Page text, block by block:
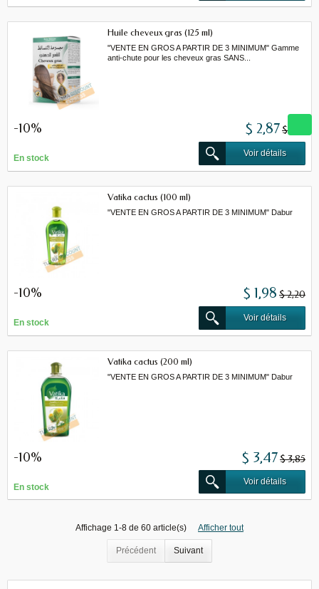
Huile cheveux gras (125 ml)
"VENTE EN GROS A PARTIR DE 3 MINIMUM" Gamme
anti-chute pour les cheveux gras SANS...
-10% $ 2,87$ 3,19
En stock
Voir détails
Vatika cactus (100 ml)
"VENTE EN GROS A PARTIR DE 3 MINIMUM" Dabur
-10% $ 1,98 $ 2,20
En stock
Voir détails
Vatika cactus (200 ml)
"VENTE EN GROS A PARTIR DE 3 MINIMUM" Dabur
-10% $ 3,47$ 3,85
En stock
Voir détails
Affichage 1-8 de 60 article(s) Afficher tout
Précédent Suivant